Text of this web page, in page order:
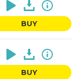
BUY
BUY